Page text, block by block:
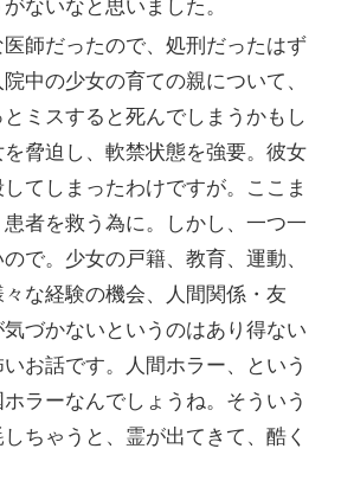
ないなと思いました。
師だったので、処刑だったはず
中の少女の育ての親について、
とミスすると死んでしまうかもし
脅迫し、軟禁状態を強要。彼女
てしまったわけですが。ここま
者を救う為に。しかし、一つ一
で。少女の戸籍、教育、運動、
な経験の機会、人間関係・友
づかないというのはあり得ない
お話です。人間ホラー、という
ラーなんでしょうね。そういう
ちゃうと、霊が出てきて、酷く